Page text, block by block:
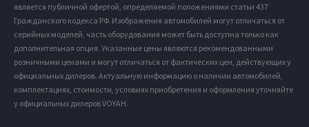
является публичной офертой, определяемой положениями статьи 437
Гражданского кодекса РФ. Изображения автомобилей могут отличаться от
серийных моделей, часть оборудования может быть доступна только как
дополнительная опция. Указанные цены являются рекомендованными
розничными ценами и могут отличаться от фактических цен, действующих у
официальных дилеров. Актуальную информацию о наличии автомобилей,
комплектациях, стоимости, условиях приобретения и оформления уточняйте
у официальных дилеров VOYAH.